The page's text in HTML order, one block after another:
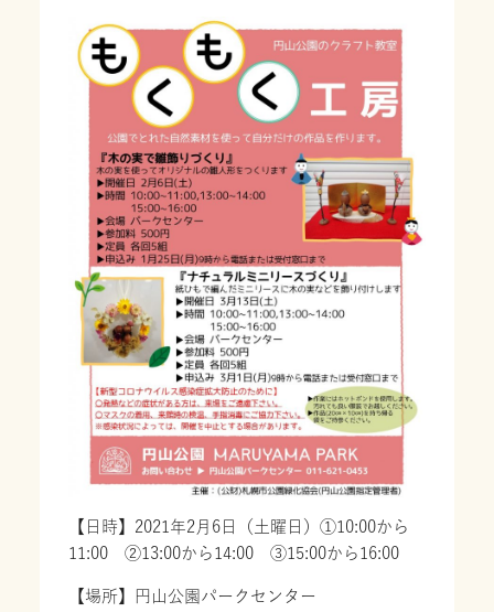
【日時】2021年2月6日（土曜日）①10:00から
11:00 ②13:00から14:00 ③15:00から16:00
【場所】円山公園パークセンター